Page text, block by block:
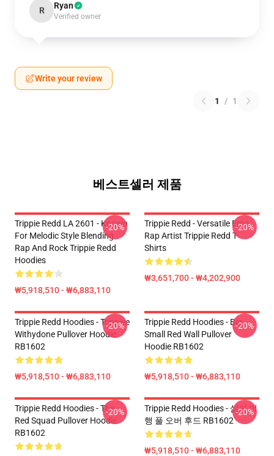
R Ryan
Verified owner
Write your review
1 / 1
베스트셀러 제품
Trippie Redd LA 2601 - Known
For Melodic Style Blending
Rap And Rock Trippie Redd
Hoodies
₩5,918,510 - ₩6,883,110
-20%
Trippie Redd - Versatile Emo
Rap Artist Trippie Redd T-
Shirts
₩3,651,700 - ₩4,202,900
-20%
Trippie Redd Hoodies - Trippiee
Withydone Pullover Hoodie
RB1602
₩5,918,510 - ₩6,883,110
-20%
Trippie Redd Hoodies - Big
Small Red Wall Pullover
Hoodie RB1602
₩5,918,510 - ₩6,883,110
-20%
Trippie Redd Hoodies - The
Red Squad Pullover Hoodie
RB1602
-20%
Trippie Redd Hoodies - 삶의 여
행 풀 오버 후드 RB1602
₩5,918,510 - ₩6,883,110
-20%